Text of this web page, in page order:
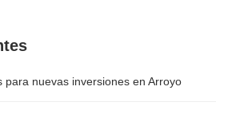
para nuevas inversiones en Arroyo